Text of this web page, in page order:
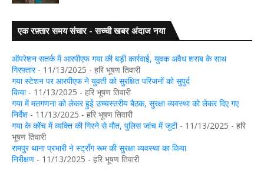
एक रफ़्तार समय संचार - सच्ची खबर अंदाज नया
ऑपरेशन सतर्क में आरपीएफ गया की बड़ी कार्रवाई, युवक अवैध शराब के साथ
गिरफ्तार- 11/13/2025 - हरि भूषण तिवारी
गया स्टेशन पर आरपीएफ ने युवती को सुरक्षित परिजनों को सुपुर्द
किया- 11/13/2025 - हरि भूषण तिवारी
गया में मतगणना को लेकर हुई उच्चस्तरीय बैठक, सुरक्षा व्यवस्था को लेकर दिए गए
निर्देश- 11/13/2025 - हरि भूषण तिवारी
गया के कोंच में व्यक्ति की गिरने से मौत, पुलिस जांच में जुटी- 11/13/2025 - हरि
भूषण तिवारी
रामपुर थाना प्रभारी ने स्ट्रॉंग रूम की सुरक्षा व्यवस्था का किया
निरीक्षण - 11/13/2025 - हरि भूषण तिवारी